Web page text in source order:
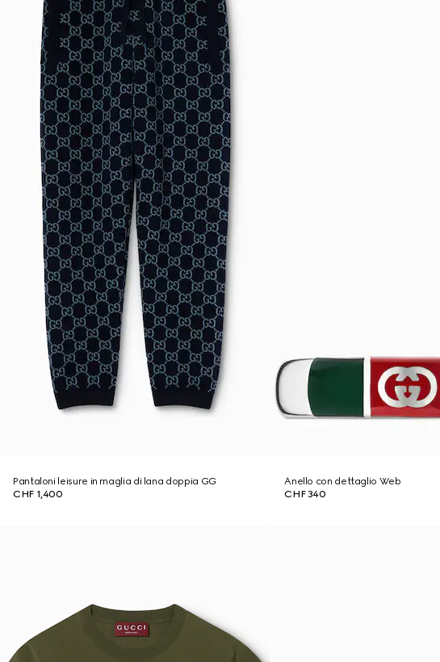
Pantaloni leisure in maglia di lana doppia GG
CHF 1,400
Anello con dettaglio Web
CHF 340